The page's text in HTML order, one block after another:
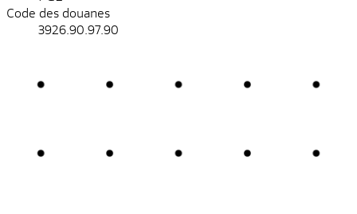
Code des douanes
3926.90.97.90